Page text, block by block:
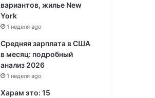
вариантов, жилье New
York
1 неделя ago
Средняя зарплата в США
в месяц: подробный
анализ 2026
1 неделя ago
Харам это: 15